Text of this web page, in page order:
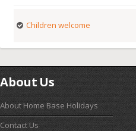
Children welcome
About Us
About Home Base Holidays
Contact Us